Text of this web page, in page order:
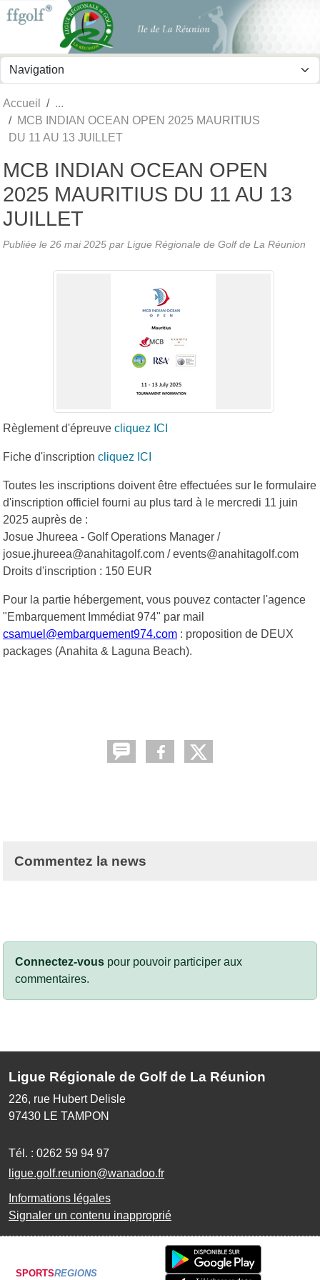
Accueil
MCB INDIAN OCEAN OPEN 2025 MAURITIUS
DU 11 AU 13 JUILLET
MCB INDIAN OCEAN OPEN
2025 MAURITIUS DU 11 AU 13
JUILLET
Publiée le 26 mai 2025 par Ligue Régionale de Golf de La Réunion
Règlement d'épreuve cliquez ICI
Fiche d'inscription cliquez ICI
Toutes les inscriptions doivent être effectuées sur le formulaire
d'inscription officiel fourni au plus tard à le mercredi 11 juin
2025 auprès de :
Josue Jhureea - Golf Operations Manager /
josue.jhureea@anahitagolf.com / events@anahitagolf.com
Droits d'inscription : 150 EUR
Pour la partie hébergement, vous pouvez contacter l'agence
"Embarquement Immédiat 974" par mail
csamuel@embarquement974.com : proposition de DEUX
packages (Anahita & Laguna Beach).
Commentez la news
Connectez-vous pour pouvoir participer aux
commentaires.
Ligue Régionale de Golf de La Réunion
226, rue Hubert Delisle
97430 LE TAMPON
Tél. : 0262 59 94 97
ligue.golf.reunion@wanadoo.fr
Informations légales
Signaler un contenu inapproprié
SPORTSREGIONS
Panneau de gestion des cookies